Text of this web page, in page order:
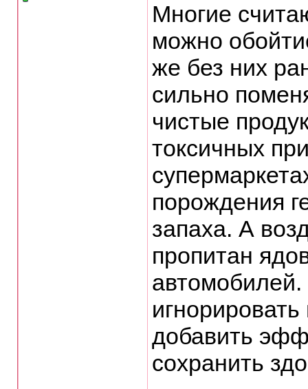
Многие
можно
же без них
сильно
чистые
токсичных
порождения
запаха. А
пропитан
автомобилей.
добавить
сохранить